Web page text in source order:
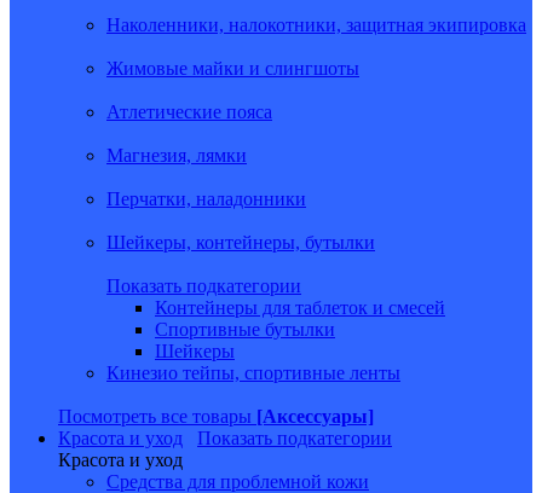
Наколенники, налокотники, защитная экипировка
Жимовые майки и слингшоты
Атлетические пояса
Магнезия, лямки
Перчатки, наладонники
Шейкеры, контейнеры, бутылки
Показать подкатегории
Контейнеры для таблеток и смесей
Спортивные бутылки
Шейкеры
Кинезио тейпы, спортивные ленты
Посмотреть все товары [Аксессуары]
Красота и уход
Показать подкатегории
Красота и уход
Средства для проблемной кожи